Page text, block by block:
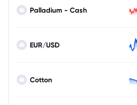
Palladium - Cash
EUR/USD
Cotton